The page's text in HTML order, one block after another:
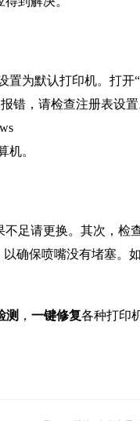
置为默认打印机。打开
错，请检查注册表设置
机。
足请更换。其次，检
确保喷嘴没有堵塞。
测 ， 一键修复各种打印